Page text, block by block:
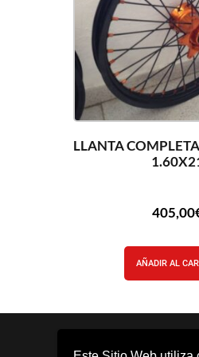
LLANTA
405,00
AÑADIR AL